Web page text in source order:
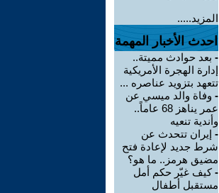
المزيد.....
احدث الأخبار المهمة
- بعد حوادث مميتة..
إدارة الهجرة الأمريكية
تتعهد بتزويد عناصره ...
- وفاة والد ميسي عن
عمر يناهز 68 عاماً..
وأندية تنعيه
- إيران تتحدث عن
شرط جديد لإعادة فتح
مضيق هرمز.. ما هو؟
-كيف غيّر حكم أمل
مستقبل أطفال